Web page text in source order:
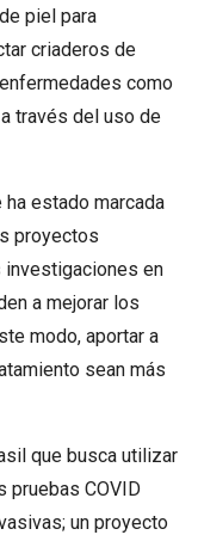
piel para
criaderos de
como
través del uso de
estado marcada
proyectos
investigaciones en
a mejorar los
modo, aportar a
sean más
que busca utilizar
pruebas COVID
un proyecto